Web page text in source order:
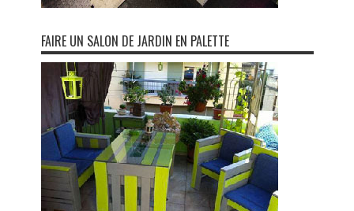
FAIRE UN SALON DE JARDIN EN PALETTE